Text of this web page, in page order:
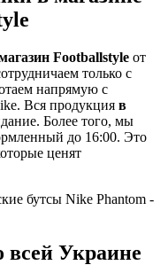
Footballstyle от
только с
напрямую с
Вся продукция в
Более того, мы
до 16:00. Это
ценят
всей Украине